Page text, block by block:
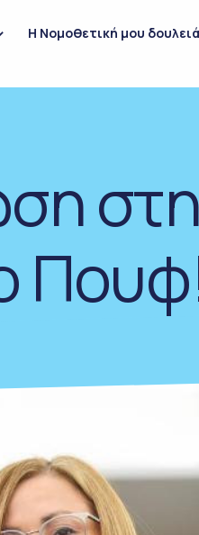
Η Νομοθετική μου δουλειά
στη